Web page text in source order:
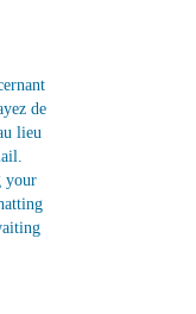
de
lieu
your